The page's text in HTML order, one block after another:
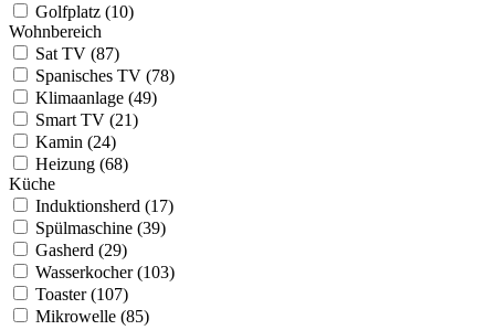
Golfplatz (10)
Wohnbereich
Sat TV (87)
Spanisches TV (78)
Klimaanlage (49)
Smart TV (21)
Kamin (24)
Heizung (68)
Küche
Induktionsherd (17)
Spülmaschine (39)
Gasherd (29)
Wasserkocher (103)
Toaster (107)
Mikrowelle (85)